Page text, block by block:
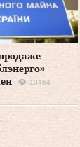
10464